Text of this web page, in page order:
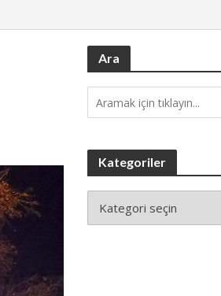
Ara
Kategoriler